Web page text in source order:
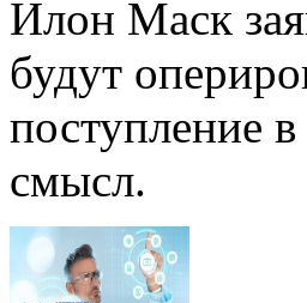
Илон Маск
будут
поступление
смысл.